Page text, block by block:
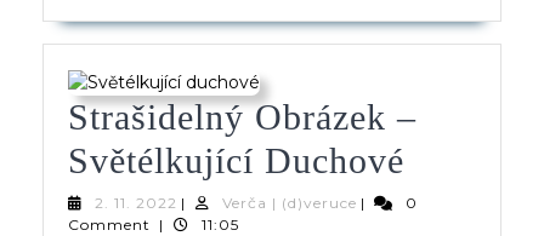
Strašidelný Obrázek –
Světélkující Duchové
Obrázek
2. 11. 2022 2.
11.
| Verča | (d)veruceVerča
|
0
Comment
| 11:05